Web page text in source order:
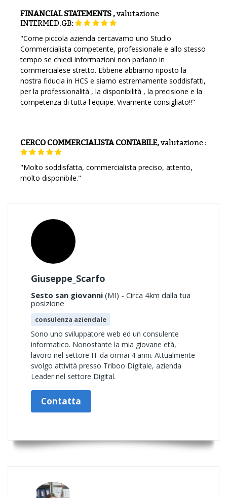
FINANCIAL STATEMENTS ,valutazione
INTERMED.GB:
"Come piccola azienda cercavamo uno Studio
Commercialista competente, professionale e allo stesso
tempo se chiedi informazioni non parlano in
commercialese stretto. Ebbene abbiamo riposto la
nostra fiducia in HCS e siamo estremamente soddisfatti,
per la professionalità , la disponibilità , la precisione e la
competenza di tutta l'equipe. Vivamente consigliato!!"
CERCO COMMERCIALISTA CONTABILE,valutazione:
"Molto soddisfatta, commercialista preciso, attento,
molto disponibile."
Giuseppe_Scarfo
Sesto san giovanni (MI) - Circa 4km dalla tua
posizione
consulenza aziendale
Sono uno sviluppatore web ed un consulente
informatico. Nonostante la mia giovane età,
lavoro nel settore IT da ormai 4 anni. Attualmente
svolgo attività presso Triboo Digitale, azienda
Leader nel settore Digital.
Contatta